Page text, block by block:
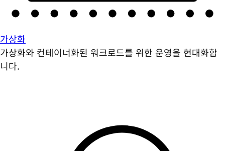
가상화
가상화와 컨테이너화된 워크로드를 위한 운영을 현대화합
니다.